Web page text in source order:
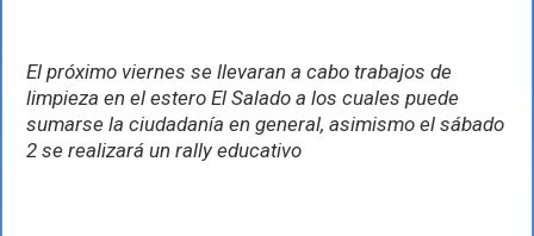
a
la
conmemoración
por
el
El próximo viernes se llevaran a cabo trabajos de
limpieza en el estero El Salado a los cuales puede
sumarse la ciudadanía en general, asimismo el sábado
2 se realizará un rally educativo